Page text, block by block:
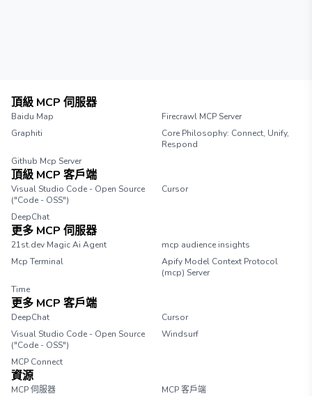
頂級 MCP 伺服器
Baidu Map
Firecrawl MCP Server
Graphiti
Core Philosophy: Connect, Unify,
Respond
Github Mcp Server
頂級 MCP 客戶端
Visual Studio Code - Open Source
("Code - OSS")
Cursor
DeepChat
更多 MCP 伺服器
21st.dev Magic Ai Agent
mcp audience insights
Mcp Terminal
Apify Model Context Protocol
(mcp) Server
Time
更多 MCP 客戶端
DeepChat
Cursor
Visual Studio Code - Open Source
("Code - OSS")
Windsurf
MCP Connect
資源
MCP 伺服器
MCP 客戶端